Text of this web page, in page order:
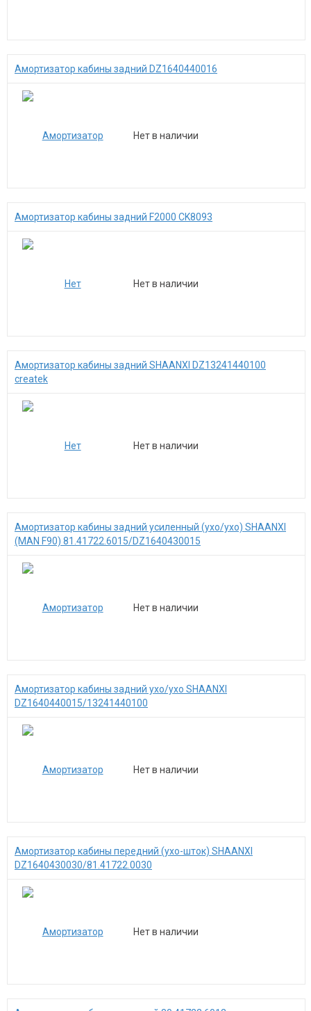
Амортизатор кабины задний DZ1640440016
Нет в наличии
Амортизатор кабины задний F2000 CK8093
Нет в наличии
Амортизатор кабины задний SHAANXI DZ13241440100
createk
Нет в наличии
Амортизатор кабины задний усиленный (ухо/ухо) SHAANXI
(MAN F90) 81.41722.6015/DZ1640430015
Нет в наличии
Амортизатор кабины задний ухо/ухо SHAANXI
DZ1640440015/13241440100
Нет в наличии
Амортизатор кабины передний (ухо-шток) SHAANXI
DZ1640430030/81.41722.0030
Нет в наличии